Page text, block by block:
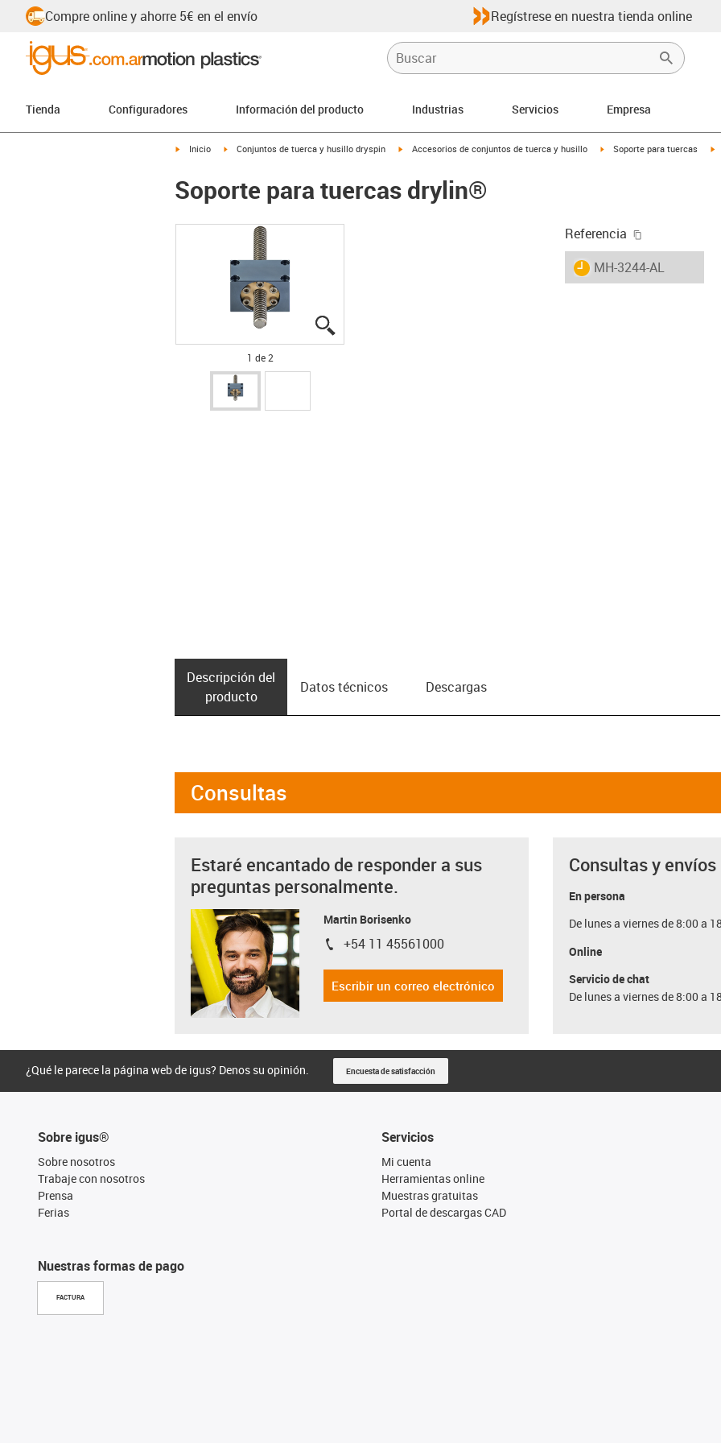
Compre online y ahorre 5€ en el envío Regístrese en nuestra tienda online
Tienda Configuradores Información del producto Industrias Servicios Empresa
igus-icon-arrow-right
Inicio igus-icon-arrow-right
Conjuntos de tuerca y husillo dryspin igus-icon-arrow-right
Accesorios de conjuntos de tuerca y husillo igus-icon-arrow-right
Soporte para tuercas
Soporte para tuercas drylin®
1 de 2
Referencia
igus-icon-lieferzeit
MH-3244-AL
Descripción del
producto
Datos técnicos Descargas
Consultas
Estaré encantado de responder a sus
preguntas personalmente.
Martin Borisenko
igus-icon-phone
+54 11 45561000
Escribir un correo electrónico
Consultas y envíos
En persona
De lunes a viernes de 8:00 a
Online
Servicio de chat
De lunes a viernes de 8:00 a
¿Qué le parece la página web de igus? Denos su opinión. Encuesta de satisfacción
Sobre igus®
Sobre nosotros
Trabaje con nosotros
Prensa
Ferias
Nuestras formas de pago
FACTURA
Servicios
Mi cuenta
Herramientas online
Muestras gratuitas
Portal de descargas CAD